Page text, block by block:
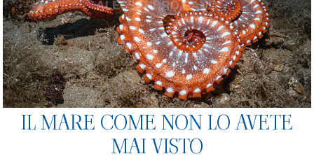
IL MARE COME NON LO AVETE
MAI VISTO